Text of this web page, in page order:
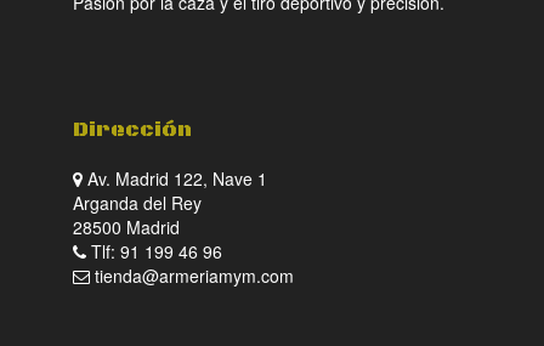
Dirección
Av. Madrid 122, Nave 1
Arganda del Rey
28500 Madrid
Tlf: 91 199 46 96
tienda@armeriamym.com